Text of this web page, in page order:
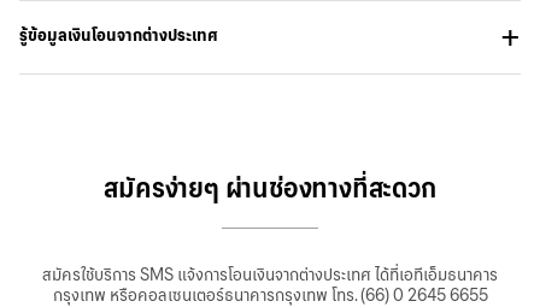
รู้ข้อมูลเงินโอนจากต่างประเทศ
สมัครง่ายๆ ผ่านช่องทางที่สะดวก
สมัครใช้บริการ SMS แจ้งการโอนเงินจากต่างประเทศ ได้ที่เอทีเอ็มธนาคาร
กรุงเทพ หรือคอลเซนเตอร์ธนาคารกรุงเทพ โทร. (66) 0 2645 6655